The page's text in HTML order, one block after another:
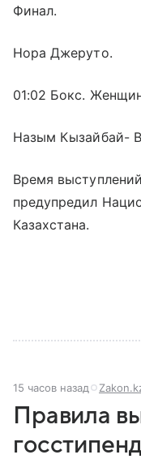
Финал.
Нора Джеруто.
01:02 Бокс.
Назым Кызайбай-
Время
предупредил
Казахстана.
15 часов назад
Правила